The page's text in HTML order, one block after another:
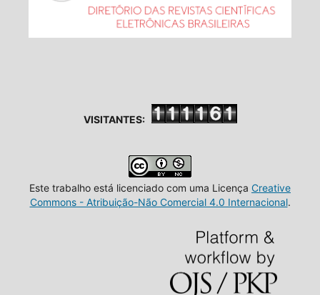
VISITANTES:
Este trabalho está licenciado com uma Licença Creative
Commons - Atribuição-Não Comercial 4.0 Internacional.